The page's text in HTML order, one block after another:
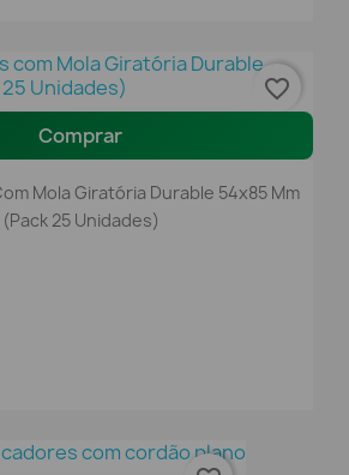
Comprar
Mola Giratória Durable 54x85 Mm
(Pack 25 Unidades)
favorite_border